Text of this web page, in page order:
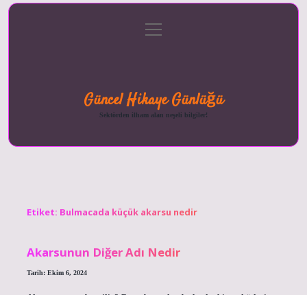
menüyü
aç
Güncel Hikaye Günlüğü
Sektörden ilham alan neşeli bilgiler!
Etiket: Bulmacada küçük akarsu nedir
Akarsunun Diğer Adı Nedir
Tarih: Ekim 6, 2024